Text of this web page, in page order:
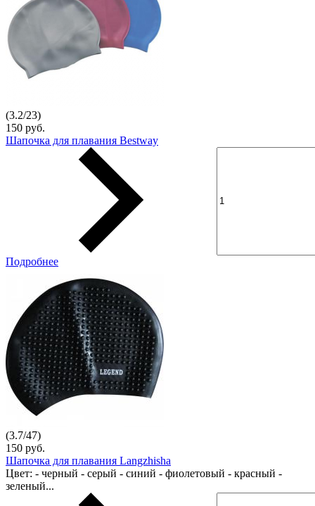
(3.2/23)
150 руб.
Шапочка для плавания Bestway
Подробнее
(3.7/47)
150 руб.
Шапочка для плавания Langzhisha
Цвет: - черный - серый - синий - фиолетовый - красный -
зеленый...